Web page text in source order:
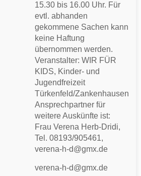
15.30 bis 16.00 Uhr. Für
evtl. abhanden
gekommene Sachen kann
keine Haftung
übernommen werden.
Veranstalter: WIR FÜR
KIDS, Kinder- und
Jugendfreizeit
Türkenfeld/Zankenhausen
Ansprechpartner für
weitere Auskünfte ist:
Frau Verena Herb-Dridi,
Tel. 08193/905461,
verena-h-d@gmx.de
verena-h-d@gmx.de